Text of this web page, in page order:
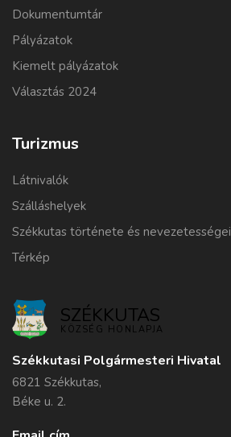
Dokumentumtár
Pályázatok
Kiemelt pályázatok
Választás 2024
Turizmus
Látnivalók
Szálláshelyek
Székkutas története és nevezetességei
Térkép
SZÉKKUTAS
KÖZSÉG HONLAPJA
Székkutasi Polgármesteri Hivatal
6821 Székkutas,
Béke u. 2.